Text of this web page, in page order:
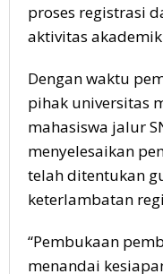
proses registrasi
aktivitas
Dengan waktu
pihak universitas
mahasiswa jalur
menyelesaikan
telah ditentukan
keterlambatan
“Pembukaan
menandai